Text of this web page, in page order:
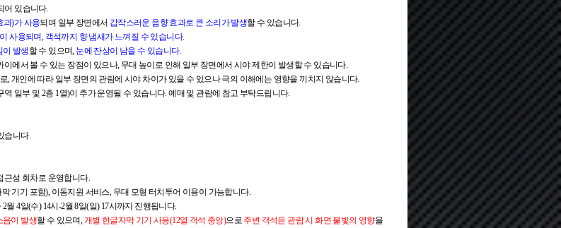
어 있습니다.
과)가 사용되며 일부 장면에서 갑작스러운 음향 효과로 큰 소리가 발생할 수 있습니다.
사용되며, 객석까지 향 냄새가 느껴질 수 있습니다.
이 발생할 수 있으며, 눈에 잔상이 남을 수 있습니다.
에서 볼 수 있는 장점이 있으나, 무대 높이로 인해 일부 장면에서 시야 제한이 발생할 수 있습니다.
, 개인에 따라 일부 장면의 관람에 시야 차이가 있을 수 있으나 극의 이해에는 영향을 끼치지 않습니다.
일부 및 2층 1열)이 추가 운영될 수 있습니다. 예매 및 관람에 참고 부탁드립니다.
습니다.
근성 회차로 운영합니다.
기기 포함), 이동지원 서비스, 무대 모형 터치투어 이용이 가능합니다.
4일(수) 14시-2월 8일(일) 17시까지 진행됩니다.
음이 발생할 수 있으며,개별 한글자막 기기 사용(12열 객석 중앙)으로 주변 객석은 관람 시 화면 불빛의 영향을